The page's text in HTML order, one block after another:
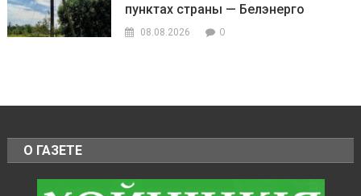
пунктах страны — Белэнерго
08.08.2026 0
О ГАЗЕТЕ